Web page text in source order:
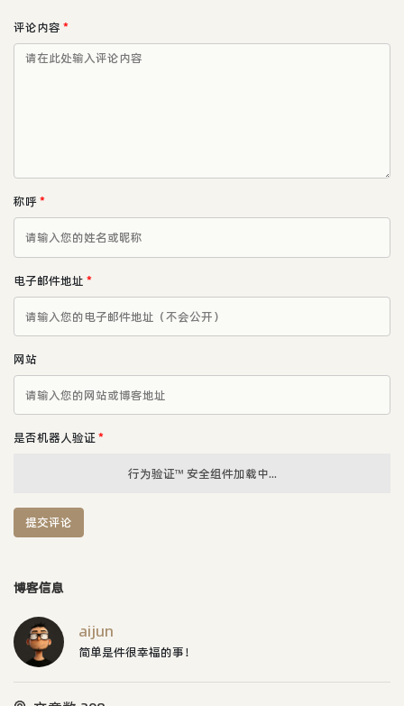
评论内容 *
称呼*
电子邮件地址 *
网站
是否机器人验证 *
行为验证™ 安全组件加载中...
提交评论
博客信息
aijun
简单是件很幸福的事！